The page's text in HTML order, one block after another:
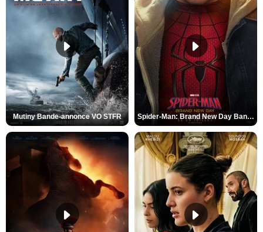
Mutiny Bande-annonce VO STFR Spider-Man: Brand New Day Bande-annonce VO STFR